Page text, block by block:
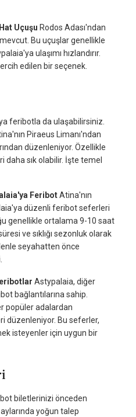
Uçuşu Rodos Adası'ndan
Bu uçuşlar genellikle
ulaşımı hızlandırır.
edilen bir seçenek.
feribotla da ulaşabilirsiniz.
Piraeus Limanı'ndan
düzenleniyor. Özellikle
sık olabilir. İşte temel
FeribotAtina'nın
düzenli feribot seferleri
genellikle ortalama 9-10 saat
ve sıklığı sezonluk olarak
seyahatten önce
Astypalaia, diğer
bağlantılarına sahip.
popüler adalardan
düzenleniyor. Bu seferler,
isteyenler için uygun bir
biletlerinizi önceden
yoğun talep